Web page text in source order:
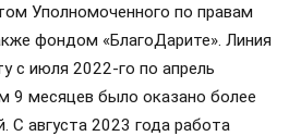
Уполномоченного по правам
фондом «БлагоДарите». Линия
с июля 2022-го по апрель
9 месяцев было оказано более
С августа 2023 года работа